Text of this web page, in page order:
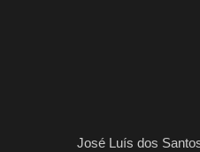
José Luís dos